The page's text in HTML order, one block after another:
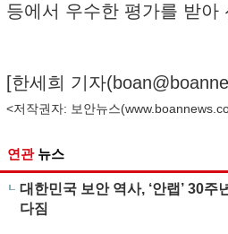
등에서 우수한 평가를 받아
[한세희 기자(
<저작권자: 보안뉴스(
연관 뉴스
대한민국 보안 역사, ‘안랩’ 30
다짐